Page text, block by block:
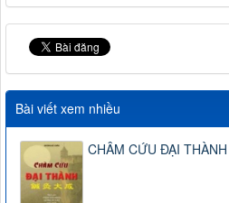
Bài viết xem nhiều
CHÂM CỨU ĐẠI